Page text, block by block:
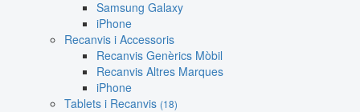
Samsung Galaxy
iPhone
Recanvis i Accessoris
Recanvis Genèrics Mòbil
Recanvis Altres Marques
iPhone
Tablets i Recanvis (18)